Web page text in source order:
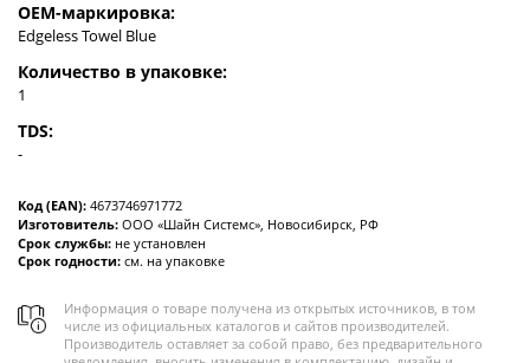
OEM-маркировка:
Edgeless Towel Blue
Количество в упаковке:
1
TDS:
-
Код (EAN): 4673746971772
Изготовитель: ООО «Шайн Системс», Новосибирск, РФ
Срок службы: не установлен
Срок годности: см. на упаковке
Информация о товаре получена из открытых источников, в том
числе из официальных каталогов и сайтов производителей.
Производитель оставляет за собой право, без предварительного